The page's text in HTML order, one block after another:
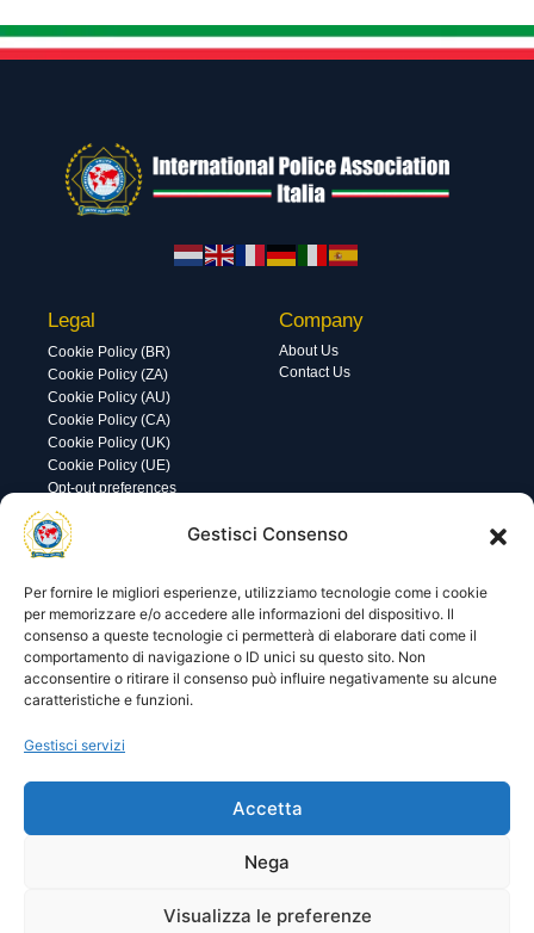
Gestisci Consenso
Per fornire le migliori esperienze, utilizziamo tecnologie come i cookie
per memorizzare e/o accedere alle informazioni del dispositivo. Il
consenso a queste tecnologie ci permetterà di elaborare dati come il
comportamento di navigazione o ID unici su questo sito. Non
acconsentire o ritirare il consenso può influire negativamente su alcune
caratteristiche e funzioni.
Gestisci servizi
Accetta
Nega
Visualizza le preferenze
Legal
Cookie Policy (BR)
Cookie Policy (ZA)
Cookie Policy (AU)
Cookie Policy (CA)
Cookie Policy (UK)
Cookie Policy (UE)
Opt-out preferences
Company
About Us
Contact Us
Utility
Visite di oggi: 27
Visite totali: 13613
Area gestione
© 2025 I.P.A. Italia E.T.S. n. 36463 – Via Niccolò Copernico nr.